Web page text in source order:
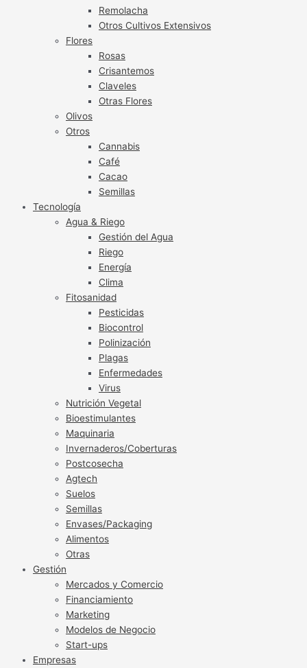
Remolacha
Otros Cultivos Extensivos
Flores
Rosas
Crisantemos
Claveles
Otras Flores
Olivos
Otros
Cannabis
Café
Cacao
Semillas
Tecnología
Agua & Riego
Gestión del Agua
Riego
Energía
Clima
Fitosanidad
Pesticidas
Biocontrol
Polinización
Plagas
Enfermedades
Virus
Nutrición Vegetal
Bioestimulantes
Maquinaria
Invernaderos/Coberturas
Postcosecha
Agtech
Suelos
Semillas
Envases/Packaging
Alimentos
Otras
Gestión
Mercados y Comercio
Financiamiento
Marketing
Modelos de Negocio
Start-ups
Empresas